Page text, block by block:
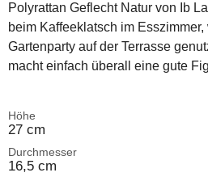
Polyrattan Geflecht Natur von Ib
beim Kaffeeklatsch im
Gartenparty auf der Terrasse
macht einfach überall eine gute
Höhe
27 cm
Durchmesser
16,5 cm